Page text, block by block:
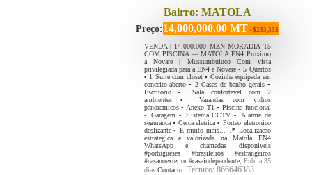
Bairro: MATOLA
Preço:14,000,000.00 MT - $233,333
VENDA | 14.000.000 MZN MORADIA T5
COM PISCINA — MATOLA EN4 Proximo
a Novare | Mussumbuluco Com vista
privilegiada para a EN4 e Novare ▪️ 5 Quartos
▪️ 1 Suite com closet ▪️ Cozinha equipada em
conceito aberto ▪️ 2 Casas de banho gerais ▪️
Escritorio ▪️ Sala confortavel com 2
ambientes ▪️ Varandas com vidros
panoramicos ▪️ Anexo T1 ▪️ Piscina funcional
▪️ Garagem ▪️ Sistema CCTV ▪️ Alarme de
seguranca ▪️ Cerca eletrica ▪️ Portao eletronico
deslizante ▪️ E muito mais... 📍 Localizacao
estrategica e valorizada na Matola EN4
WhatsApp e chamadas disponiveis
#portugueses #brasileiros #estrangeiros
#casanoexterior #casaindependente, Publ a 35
diasContacto: Técnico: 866646383